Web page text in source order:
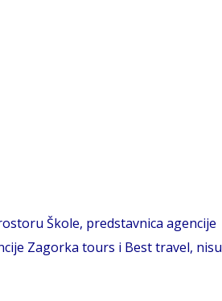
Škole, predstavnica agencije
Zagorka tours i Best travel, nisu